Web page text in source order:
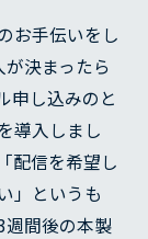
お手伝いをし
決まったら
申し込みのと
導入しまし
配信を希望し
」というも
週間後の本製